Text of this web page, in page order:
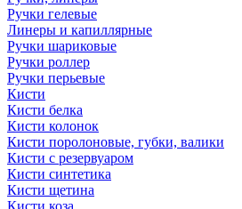
Ручки гелевые
Линеры и капиллярные
Ручки шариковые
Ручки роллер
Ручки перьевые
Кисти
Кисти белка
Кисти колонок
Кисти поролоновые, губки, валики
Кисти с резервуаром
Кисти синтетика
Кисти щетина
Кисти коза